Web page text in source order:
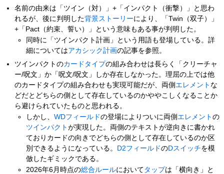
名前の由来は「ツイン（対）」+「インパクト（衝撃）」と思わ
れるが、後に判明した背景ストーリーにより、「Twin（双子）」
+「Pact（約束、誓い）」という意味もある事が判明した。
同時に「ツインパクト計画」という用語も登場している。詳
細についてはアカシック計画の記事を参照。
ツインパクトのカードタイプの組み合わせは長らく「クリーチャ
ー/呪文」か「呪文/呪文」しか存在しなかった。理屈の上では他
のカードタイプの組み合わせも実現可能だが、両側 エレメント な
どだとどちらの側として存在しているのかややこしくなることか
ら避けられていたものと思われる。
しかし、WDフィールドの登場によりついに両側 エレメントの
ツインパクトが実現した。両側のテキストが逆向きに書かれ
ておりカードの向きでどちらの側として存在しているのか区
別できるようになっている。
D2フィールドのDスイッチを模
倣したギミックである。
2026年6月時点の総合ルールにおいて タップは「横向き」と